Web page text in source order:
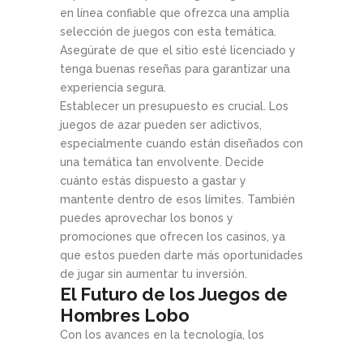
en línea confiable que ofrezca una amplia
selección de juegos con esta temática.
Asegúrate de que el sitio esté licenciado y
tenga buenas reseñas para garantizar una
experiencia segura.
Establecer un presupuesto es crucial. Los
juegos de azar pueden ser adictivos,
especialmente cuando están diseñados con
una temática tan envolvente. Decide
cuánto estás dispuesto a gastar y
mantente dentro de esos límites. También
puedes aprovechar los bonos y
promociones que ofrecen los casinos, ya
que estos pueden darte más oportunidades
de jugar sin aumentar tu inversión.
El Futuro de los Juegos de
Hombres Lobo
Con los avances en la tecnología, los